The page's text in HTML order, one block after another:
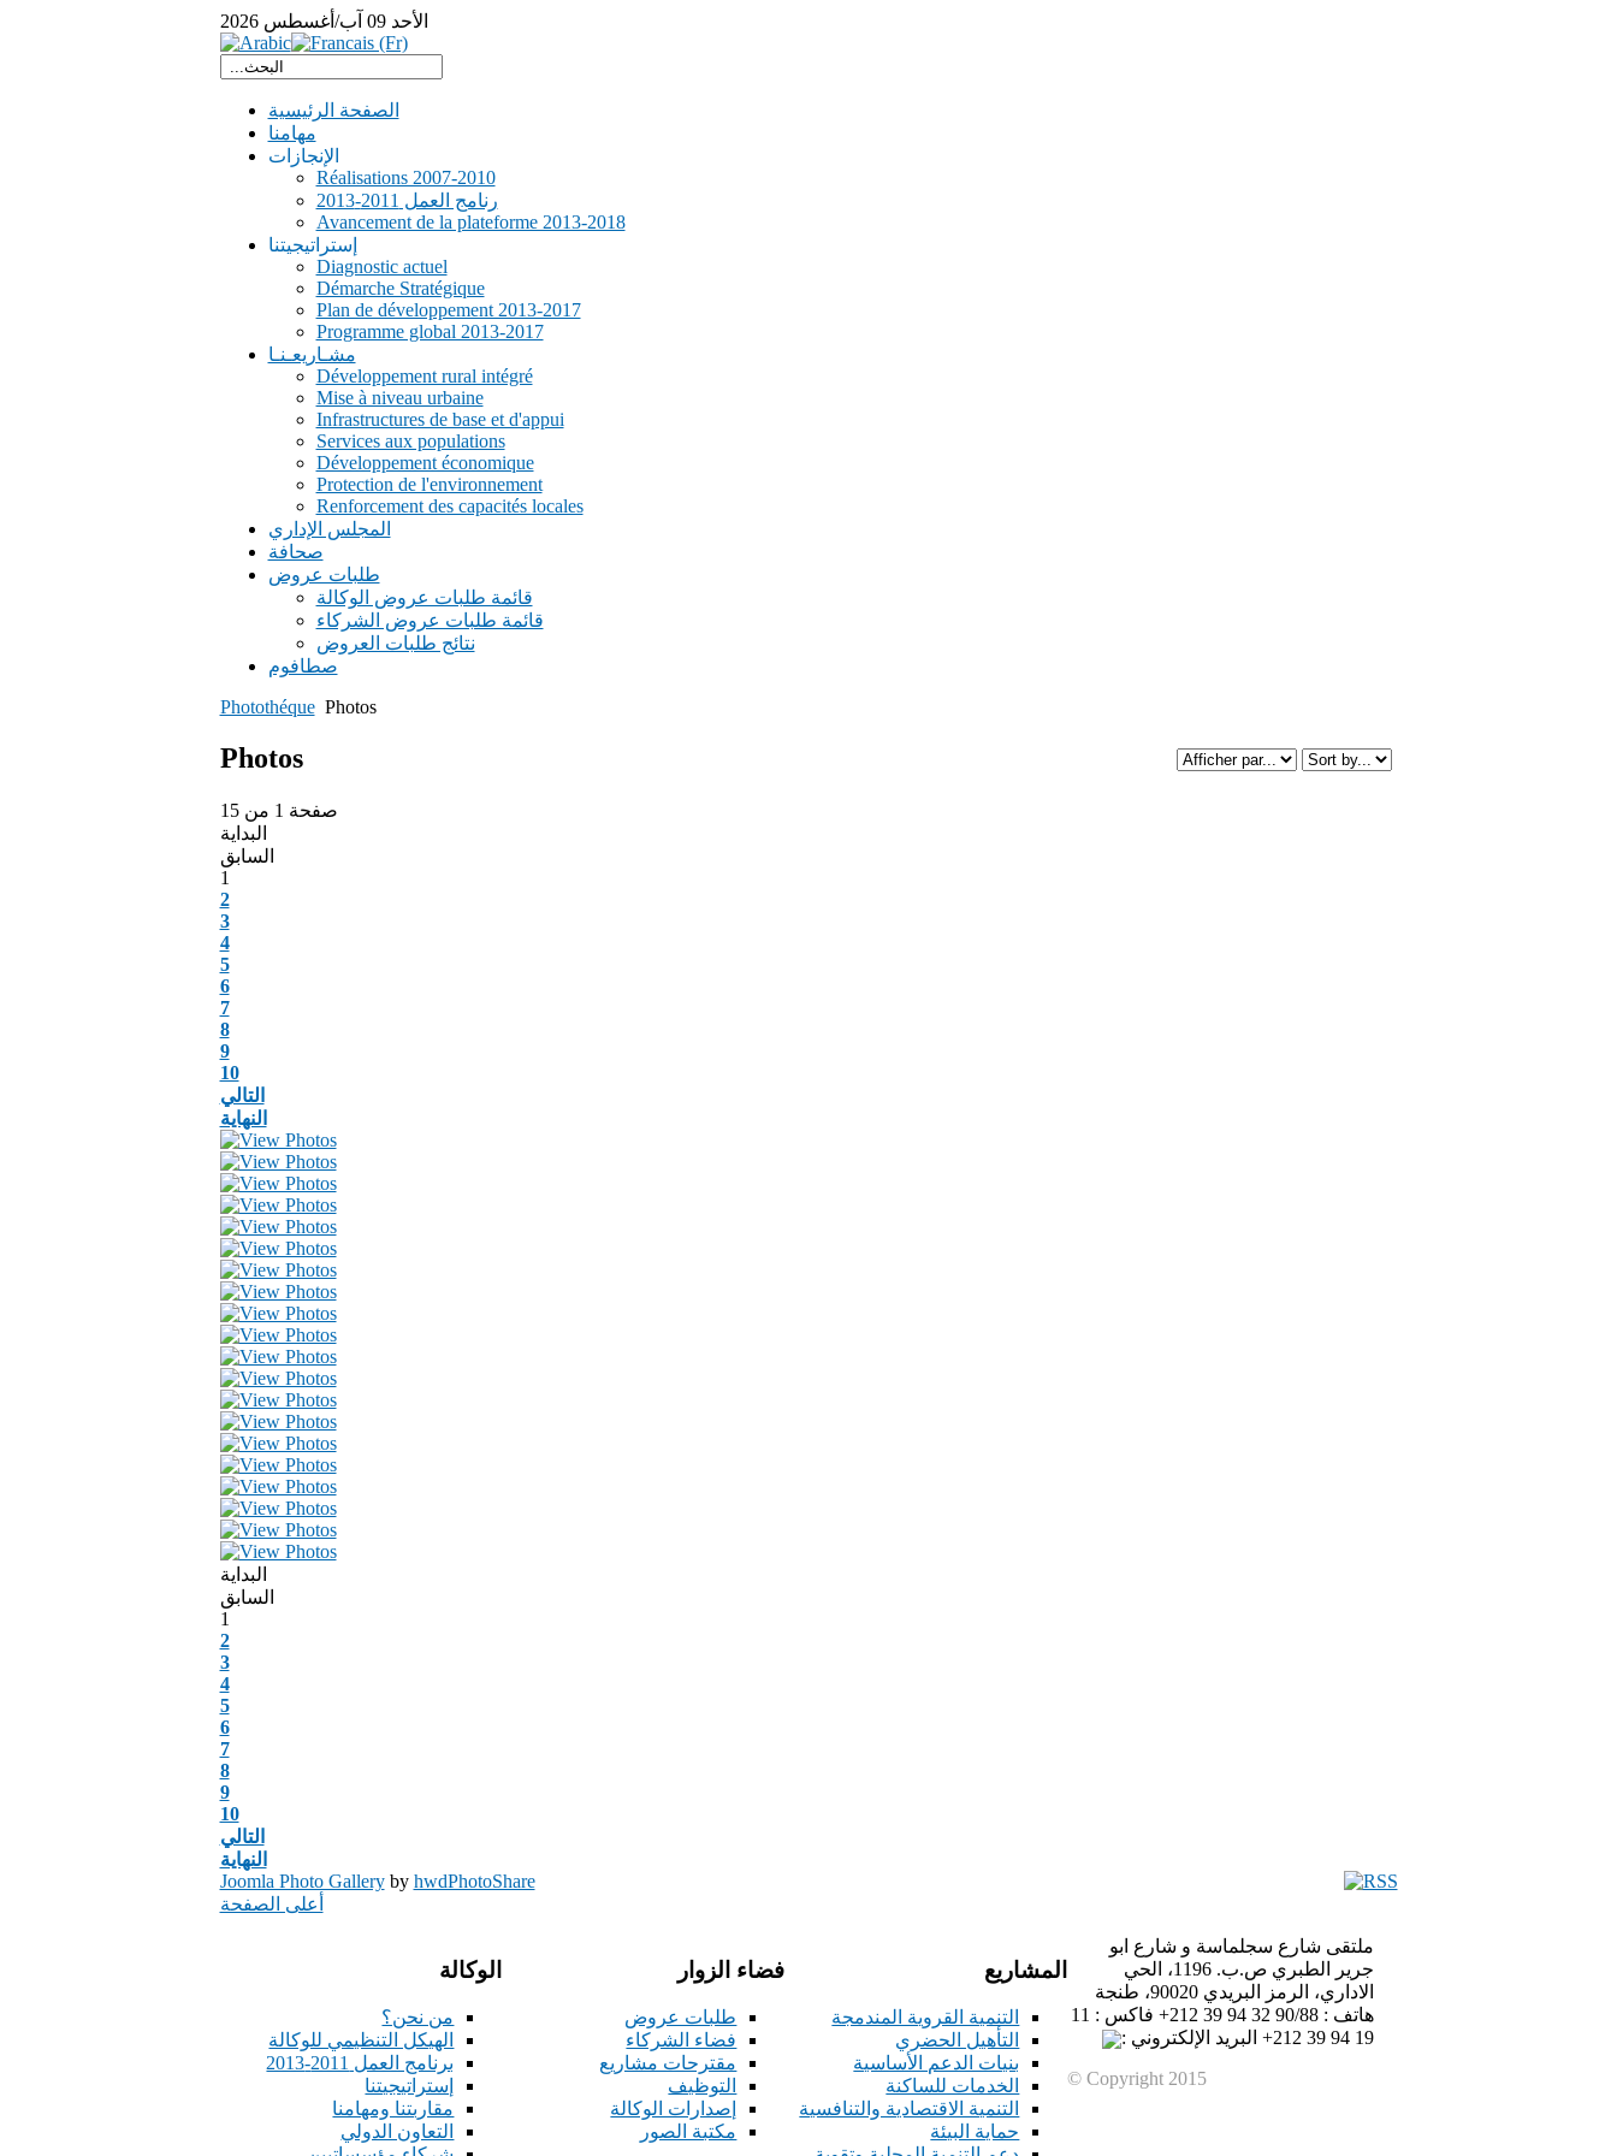
الأحد 09 آب/أغسطس 2026
الصفحة الرئيسية
مهامنا
الإنجازات
Réalisations 2007-2010
رنامج العمل 2011-2013
Avancement de la plateforme 2013-2018
إستراتيجيتنا
Diagnostic actuel
Démarche Stratégique
Plan de développement 2013-2017
Programme global 2013-2017
مشـاريعـنـا
Développement rural intégré
Mise à niveau urbaine
Infrastructures de base et d'appui
Services aux populations
Développement économique
Protection de l'environnement
Renforcement des capacités locales
المجلس الإداري
صحافة
طلبات عروض
قائمة طلبات عروض الوكالة
قائمة طلبات عروض الشركاء
نتائج طلبات العروض
صطافوم
Photothéque Photos
Photos
صفحة 1 من 15
البداية
السابق
1
2
3
4
5
6
7
8
9
10
التالي
النهاية
البداية
السابق
1
2
3
4
5
6
7
8
9
10
التالي
النهاية
Joomla Photo Galleryby hwdPhotoShare
أعلى الصفحة
الوكالة
من نحن؟
الهيكل التنظيمي للوكالة
برنامج العمل 2011-2013
إستراتيجيتنا
مقاربتنا ومهامنا
التعاون الدولي
فضاء الزوار
طلبات عروض
فضاء الشركاء
مقترحات مشاريع
التوظيف
إصدارات الوكالة
مكتبة الصور
المشاريع
التنمية القروية المندمجة
التأهيل الحضري
بنيات الدعم الأساسية
الخدمات للساكنة
التنمية الاقتصادية والتنافسية
حماية البيئة
ملتقى شارع سجلماسة و شارع ابو
جرير الطبري ص.ب. 1196، الحي
الاداري، الرمز البريدي 90020، طنجة
هاتف : 90/88 32 94 39 212+ فاكس : 11
19 94 39 212+ البريد الإلكتروني :
© Copyright 2015